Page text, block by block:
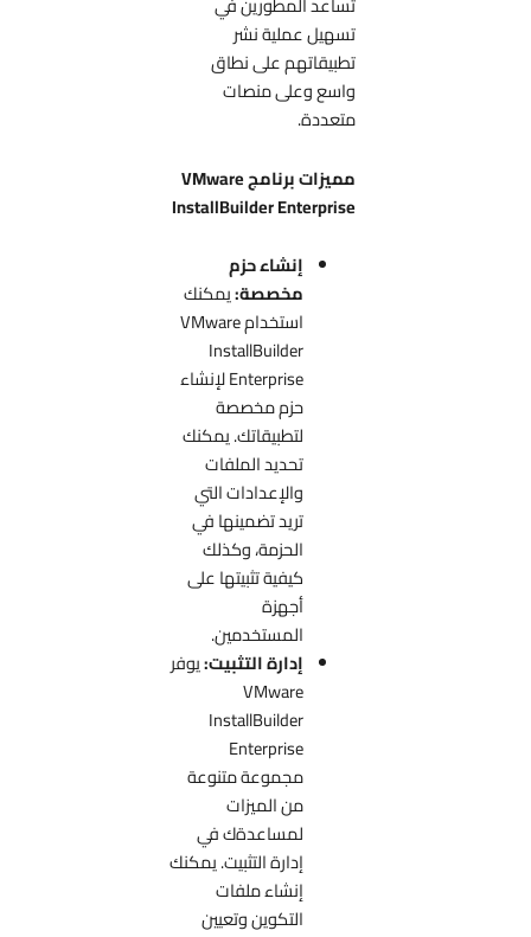
تسهيل عملية نشر
تطبيقاتهم على نطاق
واسع وعلى منصات
متعددة.
مميزات برنامج VMware
InstallBuilder Enterprise
إنشاء حزم
مخصصة:يمكنك
استخدام VMware
InstallBuilder
Enterprise لإنشاء
حزم مخصصة
لتطبيقاتك. يمكنك
تحديد الملفات
والإعدادات التي
تريد تضمينها في
الحزمة، وكذلك
كيفية تثبيتها على
أجهزة
المستخدمين.
إدارة التثبيت:يوفر
VMware
InstallBuilder
Enterprise
مجموعة متنوعة
من الميزات
لمساعدةك في
إدارة التثبيت. يمكنك
إنشاء ملفات
التكوين وتعيين